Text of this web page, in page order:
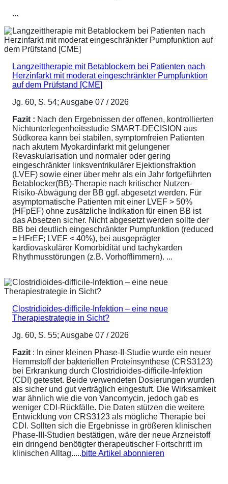
...
Langzeittherapie mit Betablockern bei Patienten nach
Herzinfarkt mit moderat eingeschränkter Pumpfunktion
auf dem Prüfstand [CME]
Jg. 60, S. 54; Ausgabe 07 / 2026
Fazit : Nach den Ergebnissen der offenen, kontrollierten
Nichtunterlegenheitsstudie SMART-DECISION aus
Südkorea kann bei stabilen, symptomfreien Patienten
nach akutem Myokardinfarkt mit gelungener
Revaskularisation und normaler oder gering
eingeschränkter linksventrikulärer Ejektionsfraktion
(LVEF) sowie einer über mehr als ein Jahr fortgeführten
Betablocker(BB)-Therapie nach kritischer Nutzen-
Risiko-Abwägung der BB ggf. abgesetzt werden. Für
asymptomatische Patienten mit einer LVEF > 50%
(HFpEF) ohne zusätzliche Indikation für einen BB ist
das Absetzen sicher. Nicht abgesetzt werden sollte der
BB bei deutlich eingeschränkter Pumpfunktion (reduced
= HFrEF; LVEF < 40%), bei ausgeprägter
kardiovaskulärer Komorbidität und tachykarden
Rhythmusstörungen (z.B. Vorhofflimmern). ...
Clostridioides-difficile-Infektion – eine neue
Therapiestrategie in Sicht?
Jg. 60, S. 55; Ausgabe 07 / 2026
Fazit : In einer kleinen Phase-II-Studie wurde ein neuer
Hemmstoff der bakteriellen Proteinsynthese (CRS3123)
bei Erkrankung durch Clostridioides-difficile-Infektion
(CDI) getestet. Beide verwendeten Dosierungen wurden
als sicher und gut verträglich eingestuft. Die Wirksamkeit
war ähnlich wie die von Vancomycin, jedoch gab es
weniger CDI-Rückfälle. Die Daten stützen die weitere
Entwicklung von CRS3123 als mögliche Therapie bei
CDI. Sollten sich die Ergebnisse in größeren klinischen
Phase-III-Studien bestätigen, wäre der neue Arzneistoff
ein dringend benötigter therapeutischer Fortschritt im
klinischen Alltag.....bitte Artikel abonnieren